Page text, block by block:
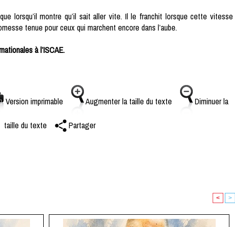
lorsqu’il montre qu’il sait aller vite. Il le franchit lorsque cette vitesse
tenue pour ceux qui marchent encore dans l’aube.
à l’ISCAE.
Version imprimable Augmenter la taille du texte Diminuer la
taille du texte Partager
< >